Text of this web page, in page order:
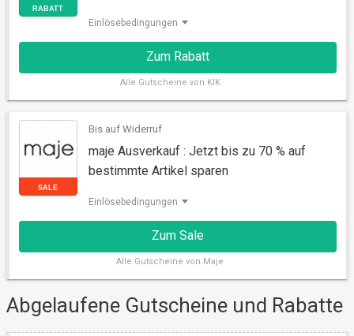
Einlösebedingungen
Zum Rabatt
Alle Gutscheine von KIK
Bis auf Widerruf
maje Ausverkauf : Jetzt bis zu 70 % auf
bestimmte Artikel sparen
Einlösebedingungen
Zum Sale
Alle Gutscheine von Maje
Abgelaufene Gutscheine und Rabatte